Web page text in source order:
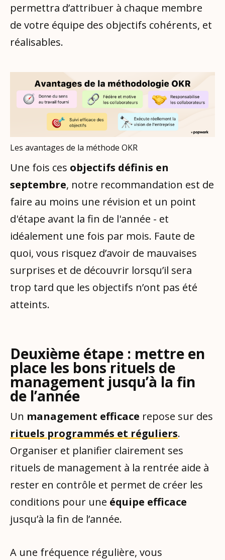
permettra d’attribuer à chaque membre
de votre équipe des objectifs cohérents, et
réalisables.
Les avantages de la méthode OKR
Une fois ces objectifs définis en
septembre, notre recommandation est de
faire au moins une révision et un point
d'étape avant la fin de l'année - et
idéalement une fois par mois. Faute de
quoi, vous risquez d’avoir de mauvaises
surprises et de découvrir lorsqu’il sera
trop tard que les objectifs n’ont pas été
atteints.
Deuxième étape : mettre en
place les bons rituels de
management jusqu’à la fin
de l’année
Un management efficace repose sur des
rituels programmés et réguliers.
Organiser et planifier clairement ses
rituels de management à la rentrée aide à
rester en contrôle et permet de créer les
conditions pour une équipe efficace
jusqu’à la fin de l’année.
A une fréquence régulière, vous